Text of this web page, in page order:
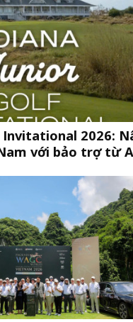
Invitational 2026:
với bảo trợ từ